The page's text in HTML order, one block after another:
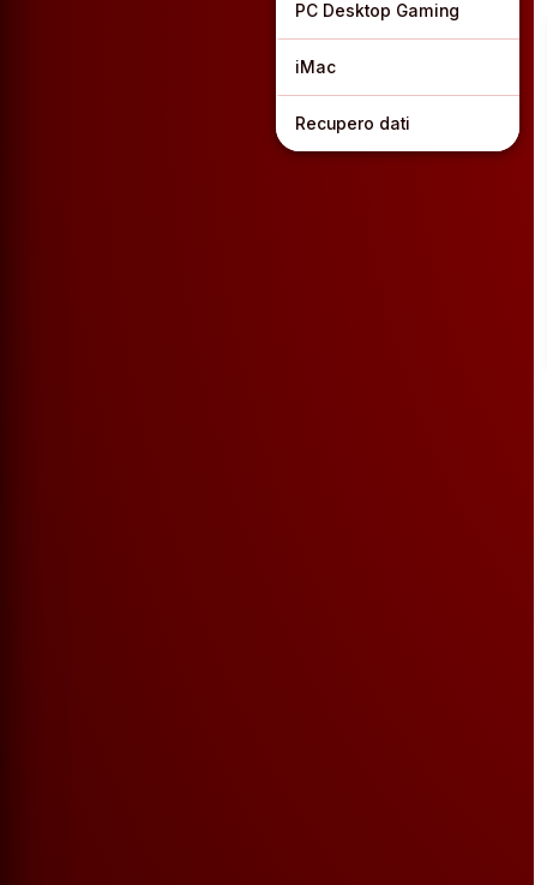
PC Desktop Gaming
iMac
Recupero dati